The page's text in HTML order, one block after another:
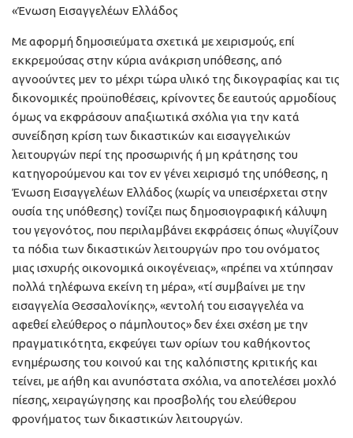
«Ένωση Εισαγγελέων Ελλάδος
Με αφορμή δημοσιεύματα σχετικά με χειρισμούς, επί
εκκρεμούσας στην κύρια ανάκριση υπόθεσης, από
αγνοούντες μεν το μέχρι τώρα υλικό της δικογραφίας και τις
δικονομικές προϋποθέσεις, κρίνοντες δε εαυτούς αρμοδίους
όμως να εκφράσουν απαξιωτικά σχόλια για την κατά
συνείδηση κρίση των δικαστικών και εισαγγελικών
λειτουργών περί της προσωρινής ή μη κράτησης του
κατηγορούμενου και τον εν γένει χειρισμό της υπόθεσης, η
Ένωση Εισαγγελέων Ελλάδος (χωρίς να υπεισέρχεται στην
ουσία της υπόθεσης) τονίζει πως δημοσιογραφική κάλυψη
του γεγονότος, που περιλαμβάνει εκφράσεις όπως «λυγίζουν
τα πόδια των δικαστικών λειτουργών προ του ονόματος
μιας ισχυρής οικονομικά οικογένειας», «πρέπει να χτύπησαν
πολλά τηλέφωνα εκείνη τη μέρα», «τί συμβαίνει με την
εισαγγελία Θεσσαλονίκης», «εντολή του εισαγγελέα να
αφεθεί ελεύθερος ο πάμπλουτος» δεν έχει σχέση με την
πραγματικότητα, εκφεύγει των ορίων του καθήκοντος
ενημέρωσης του κοινού και της καλόπιστης κριτικής και
τείνει, με αήθη και ανυπόστατα σχόλια, να αποτελέσει μοχλό
πίεσης, χειραγώγησης και προσβολής του ελεύθερου
φρονήματος των δικαστικών λειτουργών.